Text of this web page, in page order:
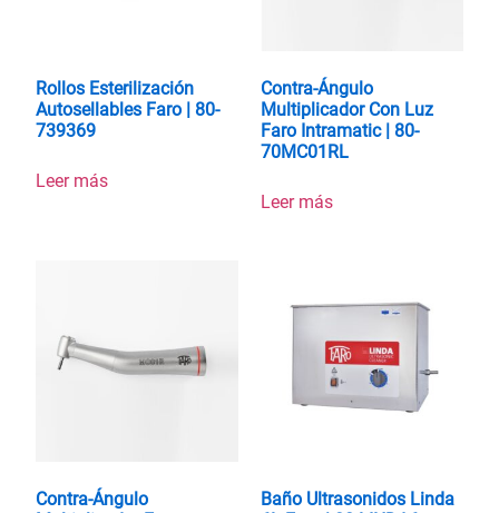
Rollos Esterilización
Autosellables Faro | 80-
739369
Leer más
Contra-Ángulo
Multiplicador Con Luz
Faro Intramatic | 80-
70MC01RL
Leer más
Contra-Ángulo
Baño Ultrasonidos Linda